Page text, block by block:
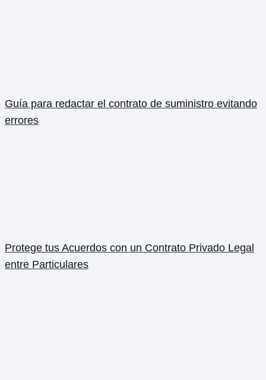
Guía para redactar el contrato de suministro evitando
errores
Protege tus Acuerdos con un Contrato Privado Legal
entre Particulares